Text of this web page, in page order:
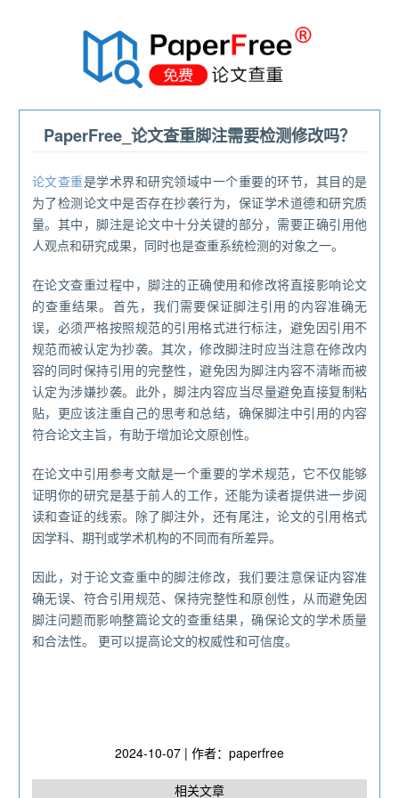
PaperFree_论文查重脚注需要检测修改吗？
论文查重是学术界和研究领域中一个重要的环节，其目的是
为了检测论文中是否存在抄袭行为，保证学术道德和研究质
量。其中，脚注是论文中十分关键的部分，需要正确引用他
人观点和研究成果，同时也是查重系统检测的对象之一。
在论文查重过程中，脚注的正确使用和修改将直接影响论文
的查重结果。首先，我们需要保证脚注引用的内容准确无
误，必须严格按照规范的引用格式进行标注，避免因引用不
规范而被认定为抄袭。其次，修改脚注时应当注意在修改内
容的同时保持引用的完整性，避免因为脚注内容不清晰而被
认定为涉嫌抄袭。此外，脚注内容应当尽量避免直接复制粘
贴，更应该注重自己的思考和总结，确保脚注中引用的内容
符合论文主旨，有助于增加论文原创性。
在论文中引用参考文献是一个重要的学术规范，它不仅能够
证明你的研究是基于前人的工作，还能为读者提供进一步阅
读和查证的线索。除了脚注外，还有尾注，论文的引用格式
因学科、期刊或学术机构的不同而有所差异。
因此，对于论文查重中的脚注修改，我们要注意保证内容准
确无误、符合引用规范、保持完整性和原创性，从而避免因
脚注问题而影响整篇论文的查重结果，确保论文的学术质量
和合法性。 更可以提高论文的权威性和可信度。
2024-10-07 | 作者：paperfree
相关文章